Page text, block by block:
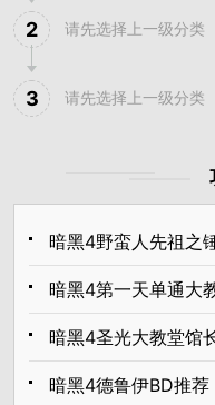
2 请先选择上一级分类
3 请先选择上一级分类
暗黑4野蛮人先祖之锤BD分享
暗黑4第一天单通大教堂
暗黑4圣光大教堂馆长
暗黑4德鲁伊BD推荐 龙卷